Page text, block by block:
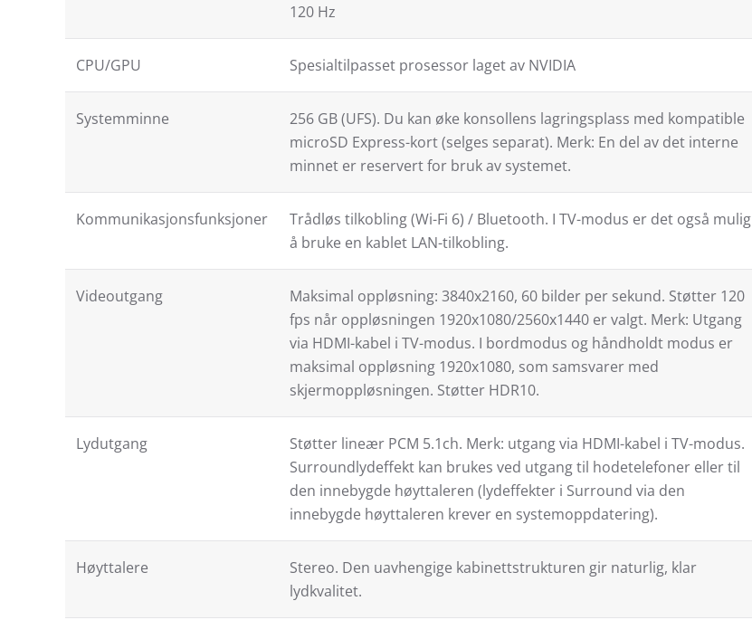
120 Hz
CPU/GPU Spesialtilpasset prosessor laget av NVIDIA
Systemminne
256 GB (UFS). Du kan øke konsollens lagringsplass med kompatible
microSD Express-kort (selges separat). Merk: En del av det interne
minnet er reservert for bruk av systemet.
Kommunikasjonsfunksjoner
Trådløs tilkobling (Wi-Fi 6) / Bluetooth. I TV-modus er det også mulig
å bruke en kablet LAN-tilkobling.
Videoutgang
Maksimal oppløsning: 3840x2160, 60 bilder per sekund. Støtter 120
fps når oppløsningen 1920x1080/2560x1440 er valgt. Merk: Utgang
via HDMI-kabel i TV-modus. I bordmodus og håndholdt modus er
maksimal oppløsning 1920x1080, som samsvarer med
skjermoppløsningen. Støtter HDR10.
Lydutgang
Støtter lineær PCM 5.1ch. Merk: utgang via HDMI-kabel i TV-modus.
Surroundlydeffekt kan brukes ved utgang til hodetelefoner eller til
den innebygde høyttaleren (lydeffekter i Surround via den
innebygde høyttaleren krever en systemoppdatering).
Høyttalere
Stereo. Den uavhengige kabinettstrukturen gir naturlig, klar
lydkvalitet.